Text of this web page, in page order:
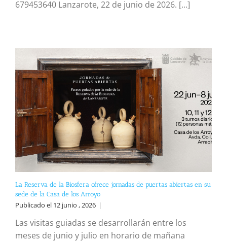
679453640 Lanzarote, 22 de junio de 2026. [...]
La Reserva de la Biosfera ofrece jornadas de puertas abiertas en su
sede de la Casa de los Arroyo
Publicado el 12 junio , 2026 |
Las visitas guiadas se desarrollarán entre los
meses de junio y julio en horario de mañana